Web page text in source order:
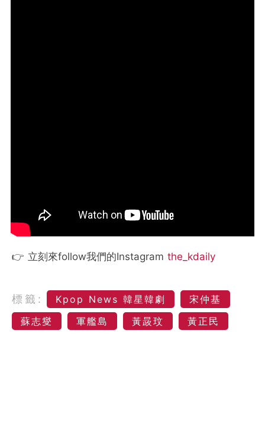
👉 立刻來follow我們的Instagram the_kdaily
標籤: Kpop News 韓星韓劇
宋仲基
蘇志燮
軍艦島 黃晸玟 黃正民